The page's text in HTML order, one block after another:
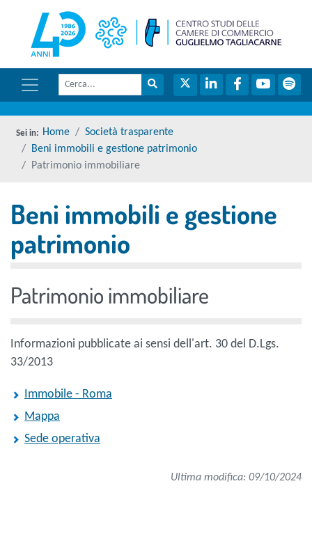
Vai ai contenuti
Menu di navigazione
Cerca
torna al menu di scelta rapida
Menu di navigazione principale
torna al menu di scelta rapida
Cerca nel sito Twitter LinkedIn FacebookYouTube
Home
Società trasparente
Beni immobili e gestione patrimonio
Patrimonio immobiliare
torna al menu di scelta rapida
Beni immobili e gestione
patrimonio
Patrimonio immobiliare
Informazioni pubblicate ai sensi dell'art. 30 del D.Lgs.
33/2013
Immobile - Roma
Mappa
Sede operativa
Ultima modifica: 09/10/2024